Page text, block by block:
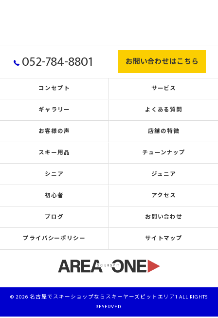
052-784-8801 お問い合わせはこちら
コンセプト サービス
ギャラリー よくある質問
お客様の声 店舗の特徴
スキー用品 チューンナップ
シニア ジュニア
初心者 アクセス
ブログ お問い合わせ
プライバシーポリシー サイトマップ
© 2026 名古屋でスキーショップならスキーヤーズピットエリア1 ALL RIGHTS
RESERVED.